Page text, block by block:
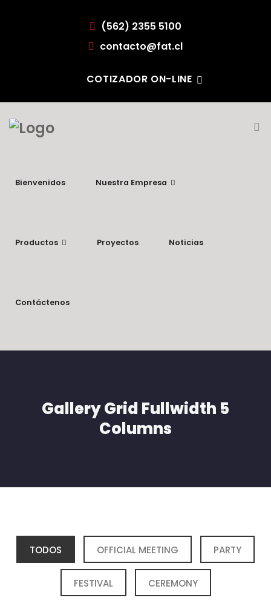
(562) 2355 5100
contacto@fat.cl
COTIZADOR ON-LINE
Bienvenidos Nuestra Empresa
Productos Proyectos Noticias
Contáctenos
Gallery Grid Fullwidth 5
Columns
TODOS OFFICIAL MEETING PARTY
FESTIVAL CEREMONY